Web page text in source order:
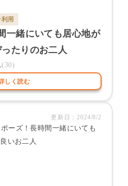
利用
一緒にいても居心地が
たりのお二人
( 30)
しく読む
更新日：2024/8/2